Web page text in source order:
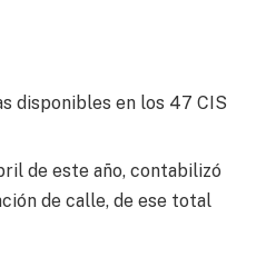
disponibles en los 47 CIS
de este año, contabilizó
de calle, de ese total